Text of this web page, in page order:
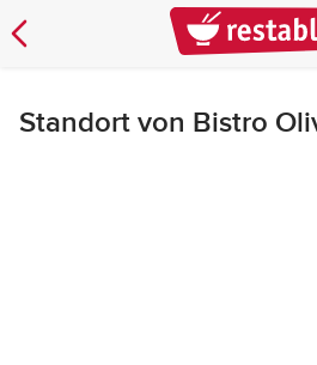
Standort von Bistro